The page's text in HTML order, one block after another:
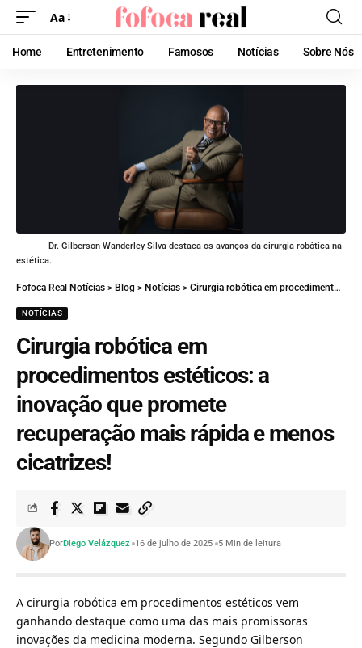
Aa
Home Entretenimento Famosos Notícias Sobre Nós
Dr. Gilberson Wanderley Silva destaca os avanços da cirurgia robótica na
estética.
Fofoca Real Notícias > Blog > Notícias > Cirurgia robótica em procedimentos estéticos: a inovação que promete recuperação mais rápida e menos cicatrizes!
NOTÍCIAS
Cirurgia robótica em
procedimentos estéticos: a
inovação que promete
recuperação mais rápida e menos
cicatrizes!
PorDiego Velázquez 16 de julho de 2025 5 Min de leitura
A cirurgia robótica em procedimentos estéticos vem
ganhando destaque como uma das mais promissoras
inovações da medicina moderna. Segundo Gilberson